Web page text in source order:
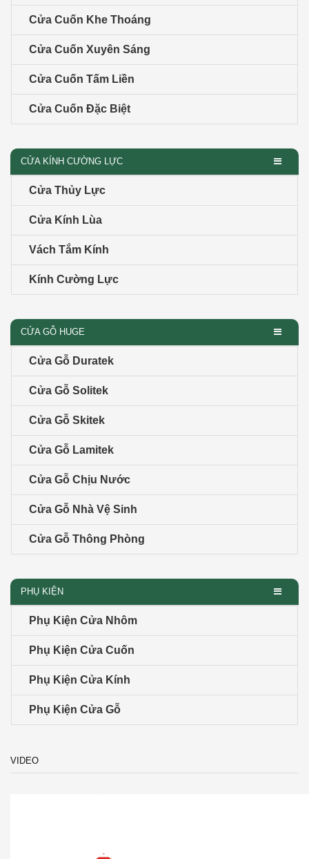
Cửa Cuốn Khe Thoáng
Cửa Cuốn Xuyên Sáng
Cửa Cuốn Tấm Liền
Cửa Cuốn Đặc Biệt
CỬA KÍNH CƯỜNG LỰC
Cửa Thủy Lực
Cửa Kính Lùa
Vách Tắm Kính
Kính Cường Lực
CỬA GỖ HUGE
Cửa Gỗ Duratek
Cửa Gỗ Solitek
Cửa Gỗ Skitek
Cửa Gỗ Lamitek
Cửa Gỗ Chịu Nước
Cửa Gỗ Nhà Vệ Sinh
Cửa Gỗ Thông Phòng
PHỤ KIỆN
Phụ Kiện Cửa Nhôm
Phụ Kiện Cửa Cuốn
Phụ Kiện Cửa Kính
Phụ Kiện Cửa Gỗ
VIDEO